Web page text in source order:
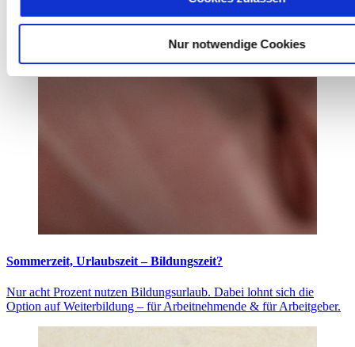
Nur notwendige Cookies
Sommerzeit, Urlaubszeit – Bildungszeit?
Nur acht Prozent nutzen Bildungsurlaub. Dabei lohnt sich die
Option auf Weiterbildung – für Arbeitnehmende & für Arbeitgeber.